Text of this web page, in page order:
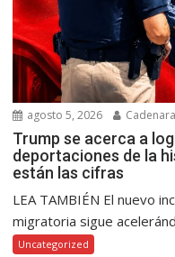
agosto 5, 2026
Trump se acerca a
deportaciones de la
están las cifras
LEA TAMBIÉN El nuevo
migratoria sigue
Uncategorized